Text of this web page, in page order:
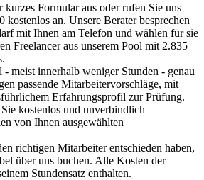
kurzes Formular aus oder rufen Sie uns
kostenlos an. Unsere Berater besprechen
mit Ihnen am Telefon und wählen für sie
Freelancer aus unserem Pool mit 2.835
- meist innerhalb weniger Stunden - genau
passende Mitarbeitervorschläge, mit
Erfahrungsprofil zur Prüfung.
kostenlos und unverbindlich
von Ihnen ausgewählten
richtigen Mitarbeiter entschieden haben,
über uns buchen. Alle Kosten der
Stundensatz enthalten.